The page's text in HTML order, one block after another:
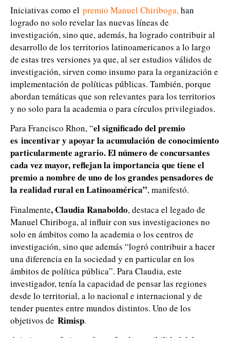
Iniciativas como el premio Manuel Chiriboga,han
logrado no solo revelar las nuevas líneas de
investigación, sino que, además, ha logrado contribuir al
desarrollo de los territorios latinoamericanos a lo largo
de estas tres versiones ya que, al ser estudios válidos de
investigación, sirven como insumo para la organización e
implementación de políticas públicas. También, porque
abordan temáticas que son relevantes para los territorios
y no solo para la academia o para círculos privilegiados.
Para Francisco Rhon, “el significado del premio
es incentivar y apoyar la acumulación de conocimiento
particularmente agrario. El número de concursantes
cada vez mayor, reflejan la importancia que tiene el
premio a nombre de uno de los grandes pensadores de
la realidad rural en Latinoamérica”, manifestó.
Finalmente, Claudia Ranaboldo, destaca el legado de
Manuel Chiriboga, al influir con sus investigaciones no
solo en ámbitos como la academia o los centros de
investigación, sino que además “logró contribuir a hacer
una diferencia en la sociedad y en particular en los
ámbitos de política pública”. Para Claudia, este
investigador, tenía la capacidad de pensar las regiones
desde lo territorial, a lo nacional e internacional y de
tender puentes entre mundos distintos. Uno de los
objetivos de Rimisp.